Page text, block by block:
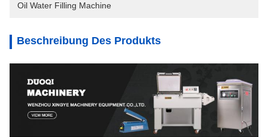
Oil Water Filling Machine
Beschreibung Des Produkts